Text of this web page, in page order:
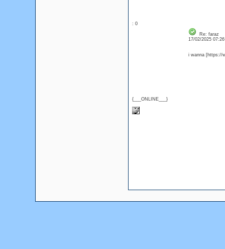
: 0
{___ONLINE___}
Re: faraz
17/02/2025
i wanna [https://